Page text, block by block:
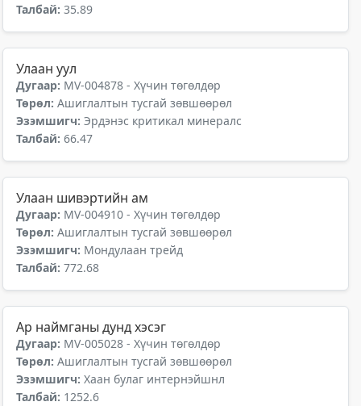
Талбай: 35.89
Улаан уул
Дугаар: MV-004878 - Хүчин төгөлдөр
Төрөл: Ашиглалтын тусгай зөвшөөрөл
Эзэмшигч: Эрдэнэс критикал минералс
Талбай: 66.47
Улаан шивэртийн ам
Дугаар: MV-004910 - Хүчин төгөлдөр
Төрөл: Ашиглалтын тусгай зөвшөөрөл
Эзэмшигч: Мондулаан трейд
Талбай: 772.68
Ар наймганы дунд хэсэг
Дугаар: MV-005028 - Хүчин төгөлдөр
Төрөл: Ашиглалтын тусгай зөвшөөрөл
Эзэмшигч: Хаан булаг интернэйшнл
Талбай: 1252.6